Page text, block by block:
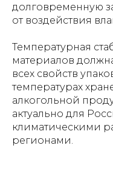
долговременную
от воздействия
Температурная
материалов
всех свойств
температурах
алкогольной
актуально для
климатическими
регионами.